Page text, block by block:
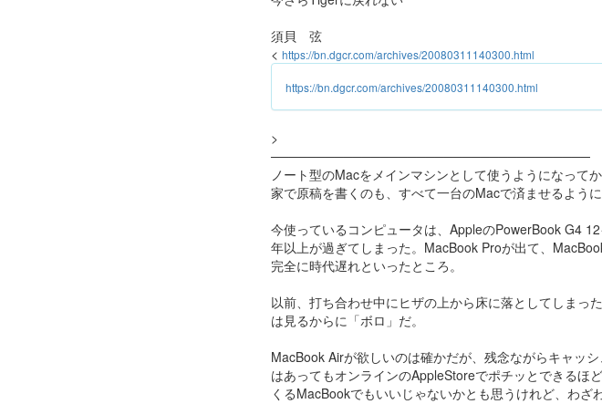
須貝 弦
< https://bn.dgcr.com/archives/20080311140300.html
https://bn.dgcr.com/archives/20080311140300.html
>
───────────────────────────────────
ノート型のMacをメインマシンとして使うようになって
家で原稿を書くのも、すべて一台のMacで済ませるよう
今使っているコンピュータは、AppleのPowerBook G4
年以上が過ぎてしまった。MacBook Proが出て、
完全に時代遅れといったところ。
以前、打ち合わせ中にヒザの上から床に落としてしまっ
は見るからに「ボロ」だ。
MacBook Airが欲しいのは確かだが、残念ながらキャッ
はあってもオンラインのAppleStoreでポチッとできるほ
くるMacBookでもいいじゃないかとも思うけれど、わ